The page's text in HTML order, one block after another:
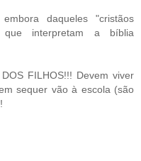
daqueles "cristãos
que interpretam a bíblia
FILHOS!!! Devem viver
sequer vão à escola (são